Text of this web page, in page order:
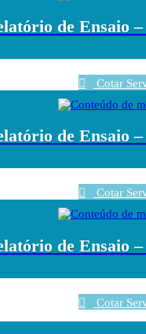
de Ensaio –
Cotar
de Ensaio –
Cotar
de Ensaio –
Cotar